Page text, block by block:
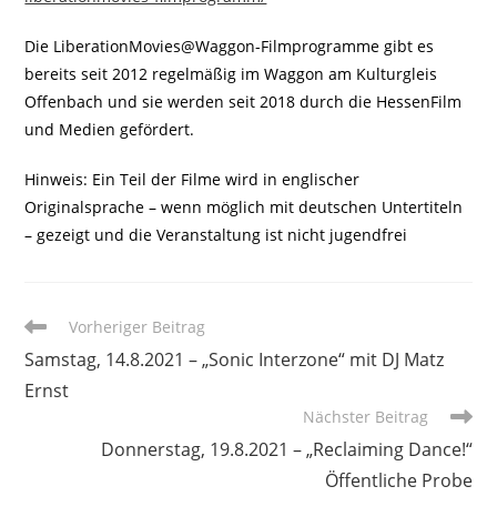
Die LiberationMovies@Waggon-Filmprogramme gibt es
bereits seit 2012 regelmäßig im Waggon am Kulturgleis
Offenbach und sie werden seit 2018 durch die HessenFilm
und Medien gefördert.
Hinweis: Ein Teil der Filme wird in englischer
Originalsprache – wenn möglich mit deutschen Untertiteln
– gezeigt und die Veranstaltung ist nicht jugendfrei
Weitere
ansehen
Vorheriger Beitrag
Samstag, 14.8.2021 – „Sonic Interzone“ mit DJ Matz
Ernst
Nächster Beitrag
Donnerstag, 19.8.2021 – „Reclaiming Dance!“
Öffentliche Probe